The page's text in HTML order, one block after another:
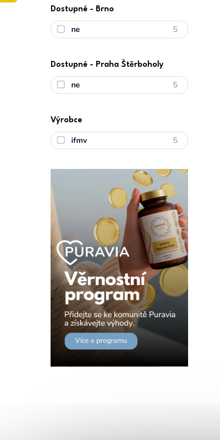
Dostupné - Brno
ne 5
Dostupné - Praha Štěrboholy
ne 5
Výrobce
ifmv 5